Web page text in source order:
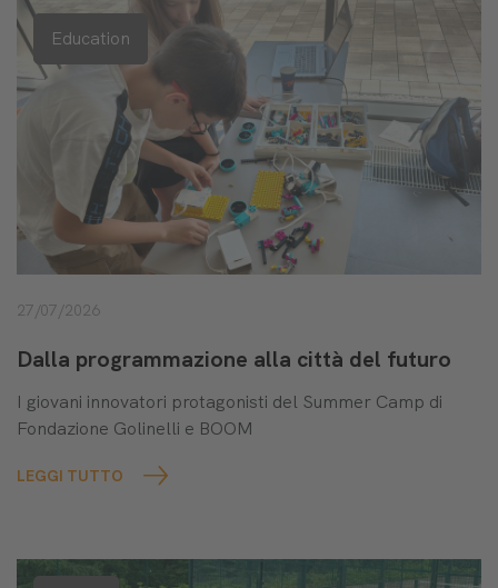
Education
27/07/2026
Dalla programmazione alla città del futuro
I giovani innovatori protagonisti del Summer Camp di
Fondazione Golinelli e BOOM
LEGGI TUTTO